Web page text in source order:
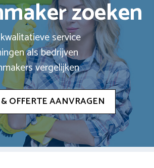
zoeken
service
als bedrijven
vergelijken
OFFERTE AANVRAGEN